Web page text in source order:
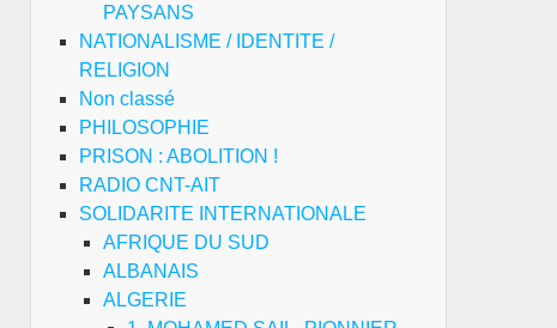
PAYSANS
NATIONALISME / IDENTITE /
RELIGION
Non classé
PHILOSOPHIE
PRISON : ABOLITION !
RADIO CNT-AIT
SOLIDARITE INTERNATIONALE
AFRIQUE DU SUD
ALBANAIS
ALGERIE